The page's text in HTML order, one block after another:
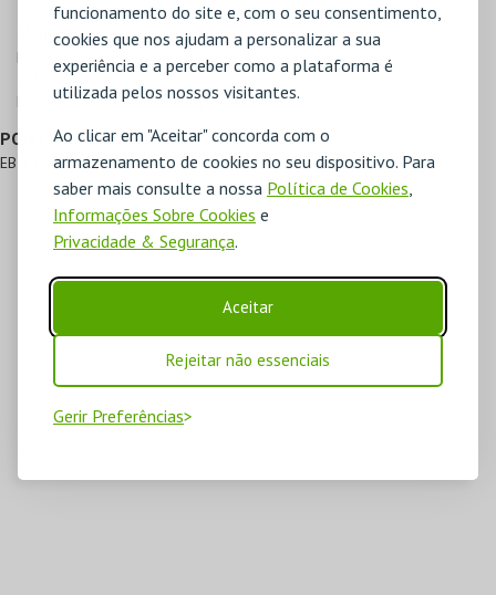
funcionamento do site e, com o seu consentimento,
cookies que nos ajudam a personalizar a sua
experiência e a perceber como a plataforma é
utilizada pelos nossos visitantes.
Ao clicar em "Aceitar" concorda com o
armazenamento de cookies no seu dispositivo. Para
saber mais consulte a nossa Política de Cookies,
Informações Sobre Cookies e
Privacidade & Segurança.
Aceitar
Rejeitar não essenciais
Gerir Preferências
MORADA
Rua Serpa Pinto
7100-000 Estremoz
Direcções para Parque Desp. M. Estremoz
PONTOS DE REFERÊNCIA
EB 1 Caldeiro